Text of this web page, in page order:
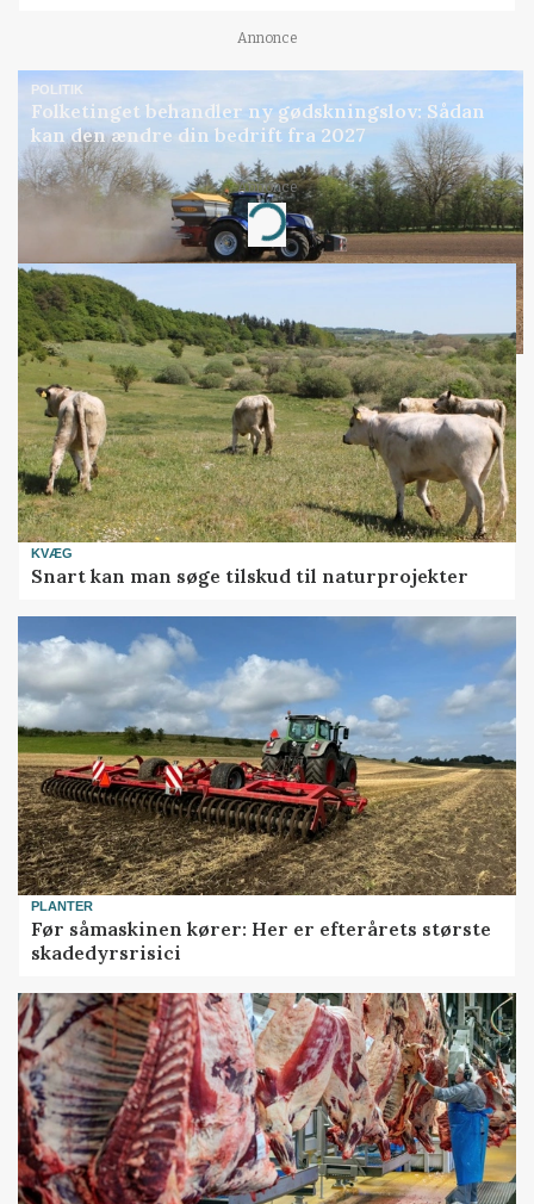
Annonce
POLITIK
Folketinget behandler ny gødskningslov: Sådan
kan den ændre din bedrift fra 2027
Annonce
Loading...
KVÆG
Snart kan man søge tilskud til naturprojekter
PLANTER
Før såmaskinen kører: Her er efterårets største
skadedyrsrisici